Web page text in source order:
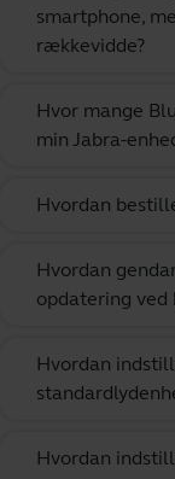
smartphone,
rækkevidde?
Hvor mange
min Jabra-
Hvordan
Hvordan
opdatering
Hvordan
Hvordan